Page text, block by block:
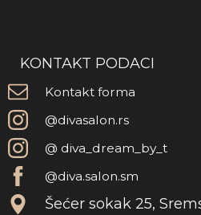
KONTAKT PODACI
Kontakt forma
@divasalon.rs
@ diva_dream_by_t
@diva.salon.sm
Šećer sokak 25,